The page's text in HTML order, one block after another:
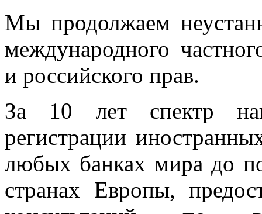
Мы продолжаем
международного
и российского прав.
За 10 лет спектр
регистрации
любых банках мира до
странах Европы,